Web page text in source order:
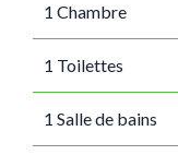
1 Chambre
1 Toilettes
1 Salle de bains